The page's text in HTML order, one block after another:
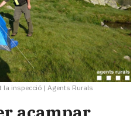
la inspecció | Agents Rurals